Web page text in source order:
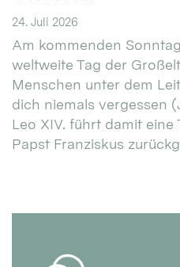
24. Juli 2026
Am kommenden
weltweite Tag der
Menschen unter dem
dich niemals vergessen
Leo XIV. führt damit
Papst Franziskus